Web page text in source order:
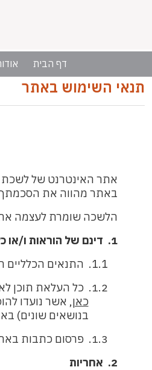
דף הבית
תנאי השימוש באתר
אתר האינטרנט של
באתר מהווה את הסכמתך
הלשכה שומרת לעצמה את
1. דינם של הוראות ו/או כללים נוספים
התנאים הכלליים
כל העלאת תוכן
כאן, אשר נועדו
בנושאים שונים)
פרסום כתבות
2.
אחריות